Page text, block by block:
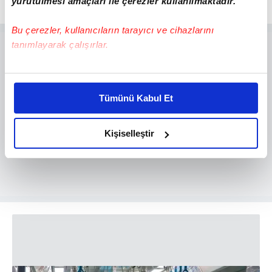
Bu çerezler, kullanıcıların tarayıcı ve cihazlarını
tanımlayarak çalışırlar.
Bu çerezlere izin vermeniz halinde sizlere özel
daha iyi reklam deneyimi yaşatabiliriz. Bunu yaparken
amacımızın size daha iyi bir reklam deneyimi sunmak
olduğunu ve sizlere en iyi içerikleri sunabilmek adına
elimizden gelen çabayı gösterdiğimizi ve bu noktada,
reklamların maliyetlerimizi karşılamak noktasında tek gelir
Tümünü Kabul Et
Kişiselleştir